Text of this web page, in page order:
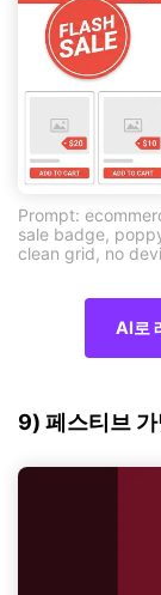
Prompt:
sale badge,
clean grid, no
AI로
9) 페스티브 가